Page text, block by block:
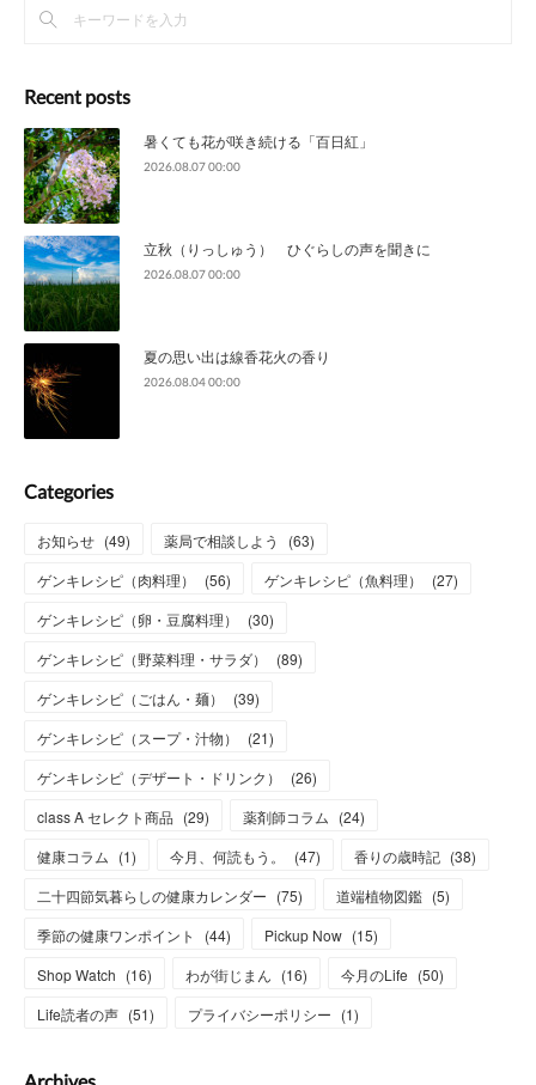
Recent posts
暑くても花が咲き続ける「百日紅」
2026.08.07 00:00
立秋（りっしゅう） ひぐらしの声を聞きに
2026.08.07 00:00
夏の思い出は線香花火の香り
2026.08.04 00:00
Categories
お知らせ (49) 薬局で相談しよう (63)
ゲンキレシピ（肉料理）
(56) ゲンキレシピ（魚料理） (27)
ゲンキレシピ（卵・豆腐料理）
(30)
ゲンキレシピ（野菜料理・サラダ）
(89)
ゲンキレシピ（ごはん・麺）
(39)
ゲンキレシピ（スープ・汁物）
(21)
ゲンキレシピ（デザート・ドリンク）
(26)
class A セレクト商品 (29) 薬剤師コラム (24)
健康コラム (1) 今月、何読もう。 (47) 香りの歳時記 (38)
二十四節気暮らしの健康カレンダー (75) 道端植物図鑑 (5)
季節の健康ワンポイント
(44) Pickup Now (15)
Shop Watch (16) わが街じまん (16) 今月のLife (50)
Life読者の声 (51) プライバシーポリシー (1)
Archives